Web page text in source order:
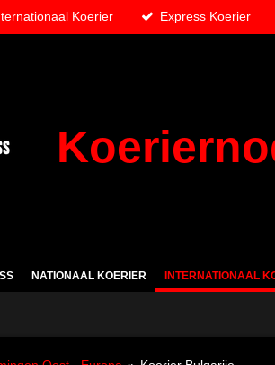
Koerier Express Koerier
NATIONAAL KOERIER INTERNATIONAAL